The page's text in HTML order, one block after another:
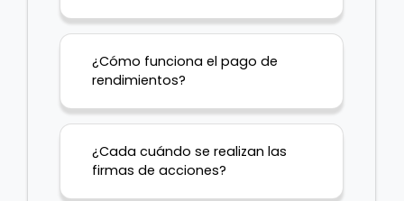
¿Cómo funciona el pago de
rendimientos?
¿Cada cuándo se realizan las
firmas de acciones?